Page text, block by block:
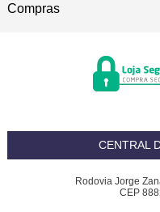
Compras
CENTRAL
Rodovia Jorge
CEP